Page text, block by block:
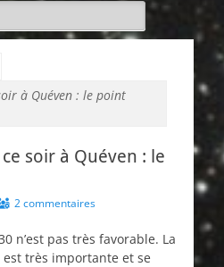
à Quéven : le point
soir à Quéven : le
2 commentaires
n’est pas très favorable. La
très importante et se